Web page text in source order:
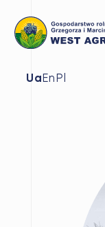
Ua En Pl